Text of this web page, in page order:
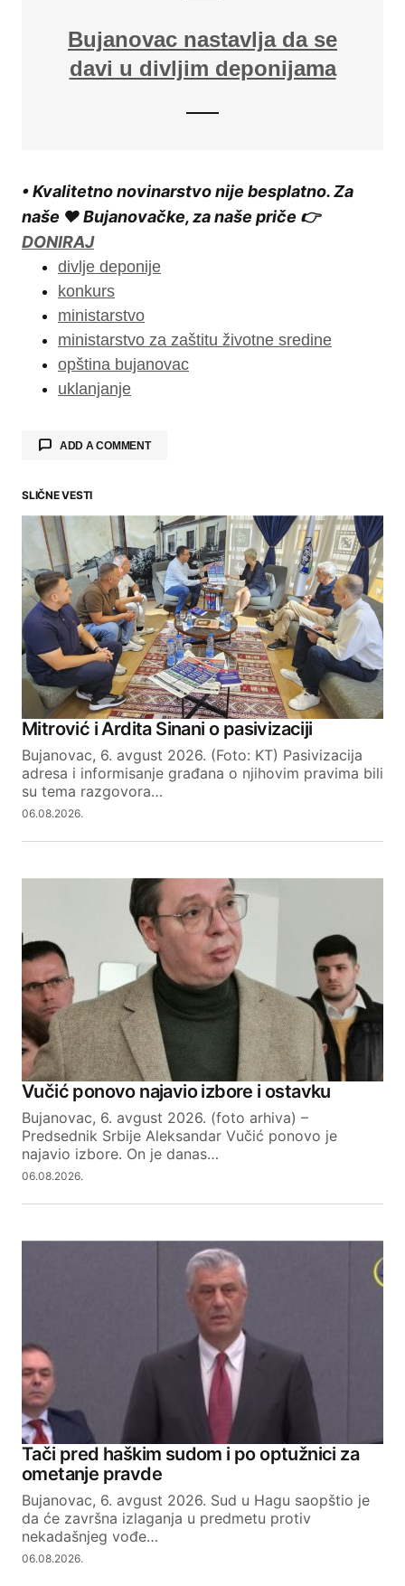
Bujanovac nastavlja da se
davi u divljim deponijama
• Kvalitetno novinarstvo nije besplatno. Za
naše ❤️ Bujanovačke, za naše priče 👉
DONIRAJ
divlje deponije
konkurs
ministarstvo
ministarstvo za zaštitu životne sredine
opština bujanovac
uklanjanje
ADD A COMMENT
Your email address will not be published.
Required fields are marked *
Comment*
Your Name
Your E-mail
SLIČNE VESTI
Mitrović i Ardita Sinani o pasivizaciji
Bujanovac, 6. avgust 2026. (Foto: KT) Pasivizacija
adresa i informisanje građana o njihovim pravima bili
su tema razgovora…
06.08.2026.
Vučić ponovo najavio izbore i ostavku
Bujanovac, 6. avgust 2026. (foto arhiva) –
Predsednik Srbije Aleksandar Vučić ponovo je
najavio izbore. On je danas…
06.08.2026.
Tači pred haškim sudom i po optužnici za
ometanje pravde
Bujanovac, 6. avgust 2026. Sud u Hagu saopštio je
da će završna izlaganja u predmetu protiv
nekadašnjeg vođe…
06.08.2026.